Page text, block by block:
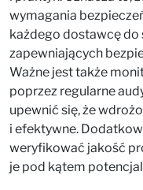
wymagania
każdego dostawcę
zapewniających
Ważne jest także
poprzez regularne
upewnić się, że
i efektywne.
weryfikować jakość
je pod kątem